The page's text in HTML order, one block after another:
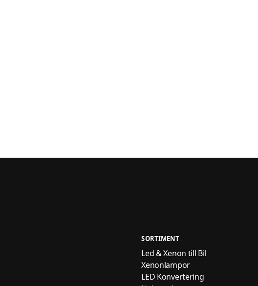
SORTIMENT
Led & Xenon till Bil
Xenonlampor
LED Konvertering